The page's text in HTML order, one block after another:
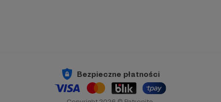
Bezpieczne płatności